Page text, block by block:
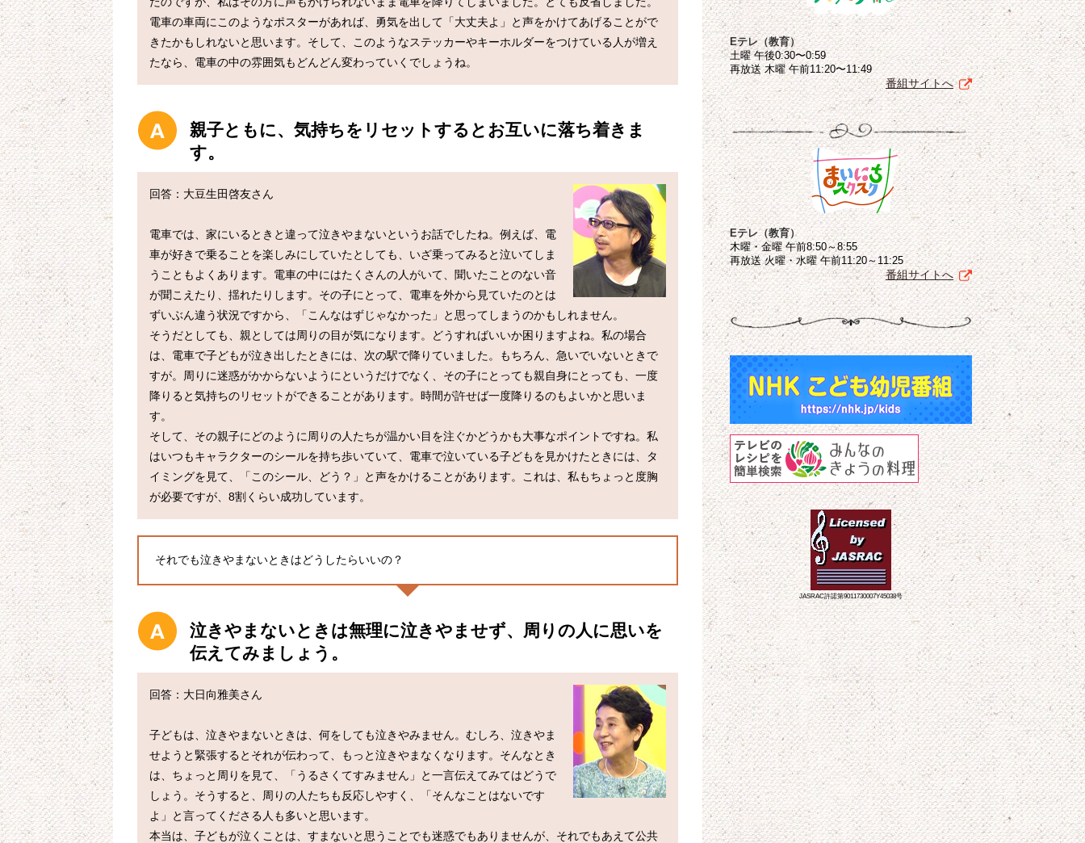
電車の車両にこのようなポスターがあれば、勇気を出して「大丈夫よ」と声をかけてあげることがで
きたかもしれないと思います。そして、このようなステッカーやキーホルダーをつけている人が増え
親子ともに、気持ちをリセットするとお互いに落ち着きま
す。
回答：大豆生田啓友さん
電車では、家にいるときと違って泣きやまないというお話でしたね。例えば、電
車が好きで乗ることを楽しみにしていたとしても、いざ乗ってみると泣いてしま
うこともよくあります。電車の中にはたくさんの人がいて、聞いたことのない音
が聞こえたり、揺れたりします。その子にとって、電車を外から見ていたのとは
ずいぶん違う状況ですから、「こんなはずじゃなかった」と思ってしまうのかもしれません。
そうだとしても、親としては周りの目が気になります。どうすればいいか困りますよね。私の場合
は、電車で子どもが泣き出したときには、次の駅で降りていました。もちろん、急いでいないときで
すが。周りに迷惑がかからないようにというだけでなく、その子にとっても親自身にとっても、一度
降りると気持ちのリセットができることがあります。時間が許せば一度降りるのもよいかと思いま
す。
そして、その親子にどのように周りの人たちが温かい目を注ぐかどうかも大事なポイントですね。私
はいつもキャラクターのシールを持ち歩いていて、電車で泣いている子どもを見かけたときには、タ
イミングを見て、「このシール、どう？」と声をかけることがあります。これは、私もちょっと度胸
それでも泣きやまないときはどうしたらいいの？
泣きやまないときは無理に泣きやませず、周りの人に思いを
伝えてみましょう。
回答：大日向雅美さん
子どもは、泣きやまないときは、何をしても泣きやみません。むしろ、泣きやま
せようと緊張するとそれが伝わって、もっと泣きやまなくなります。そんなとき
は、ちょっと周りを見て、「うるさくてすみません」と一言伝えてみてはどうで
しょう。そうすると、周りの人たちも反応しやすく、「そんなことはないです
よ」と言ってくださる人も多いと思います。
本当は、子どもが泣くことは、すまないと思うことでも迷惑でもありませんが、それでもあえて公共
Eテレ（教育）
土曜 午後0:30〜0:59
再放送 木曜 午前11:20〜11:49
番組サイトへ
Eテレ（教育）
木曜・金曜 午前8:50～8:55
再放送 火曜・水曜 午前11:20～11:25
番組サイトへ
JASRAC許諾第9011730007Y45038号